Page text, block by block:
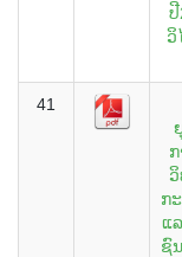
ປີ
ວິ
41
ກ
ແ
ຊົ